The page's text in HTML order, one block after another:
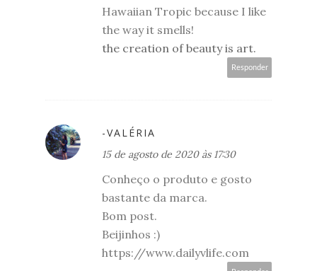
Hawaiian Tropic because I like
the way it smells!
the creation of beauty is art.
Responder
-VALÉRIA
15 de agosto de 2020 às 17:30
Conheço o produto e gosto
bastante da marca.
Bom post.
Beijinhos :)
https://www.dailyvlife.com